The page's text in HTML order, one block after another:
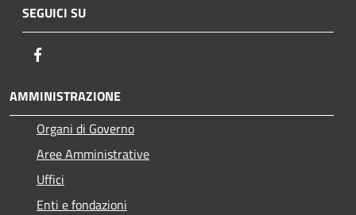
SEGUICI SU
AMMINISTRAZIONE
Organi di Governo
Aree Amministrative
Uffici
Enti e fondazioni